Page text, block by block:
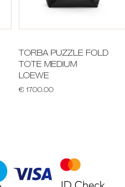
TORBA PUZZLE FOLD
TOTE MEDIUM
LOEWE
€ 1700.00